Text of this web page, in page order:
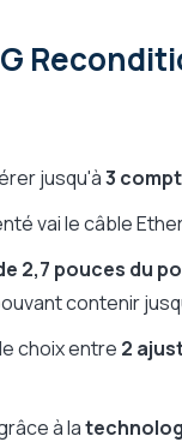
jusqu'à3
vai le câble
2,7 pouces du
contenir
choix entre 2
à la